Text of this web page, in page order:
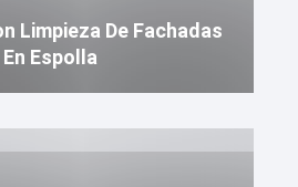
Limpieza De Fachadas
En Espolla